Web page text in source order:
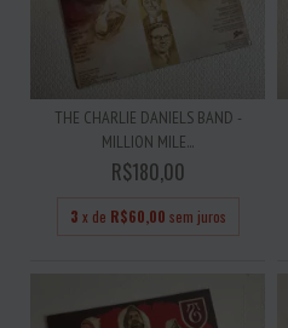
THE CHARLIE DANIELS BAND -
MILLION MILE...
R$180,00
3 x de R$60,00 sem juros